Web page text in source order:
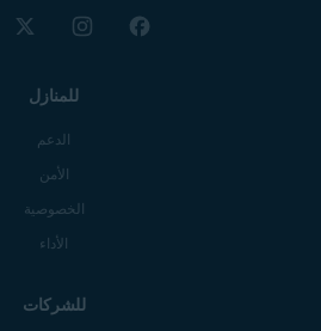
للمنازل
الدعم
الأمن
الخصوصية
الأداء
للشركات